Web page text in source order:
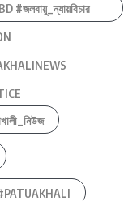
#জলবায়ু_ন্যায়বিচার